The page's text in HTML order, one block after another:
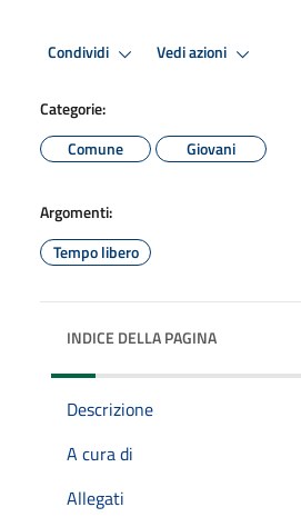
Condividi Vedi azioni
Categorie:
Comune
Giovani
Argomenti:
Tempo libero
INDICE DELLA PAGINA
Descrizione
A cura di
Allegati